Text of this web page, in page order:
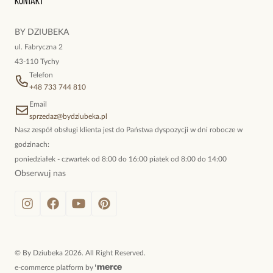
BY DZIUBEKA
ul. Fabryczna 2
43-110 Tychy
Telefon
+48 733 744 810
Email
sprzedaz@bydziubeka.pl
Nasz zespół obsługi klienta jest do Państwa dyspozycji w dni robocze w
godzinach:
poniedziałek - czwartek od 8:00 do 16:00 piatek od 8:00 do 14:00
Obserwuj nas
© By Dziubeka 2026. All Right Reserved.
e-commerce platform by